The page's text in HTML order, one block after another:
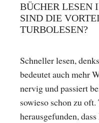
BÜCHER LESEN
SIND DIE
TURBOLESEN?
Schneller lesen,
bedeutet auch mehr
nervig und passiert
sowieso schon zu
herausgefunden,